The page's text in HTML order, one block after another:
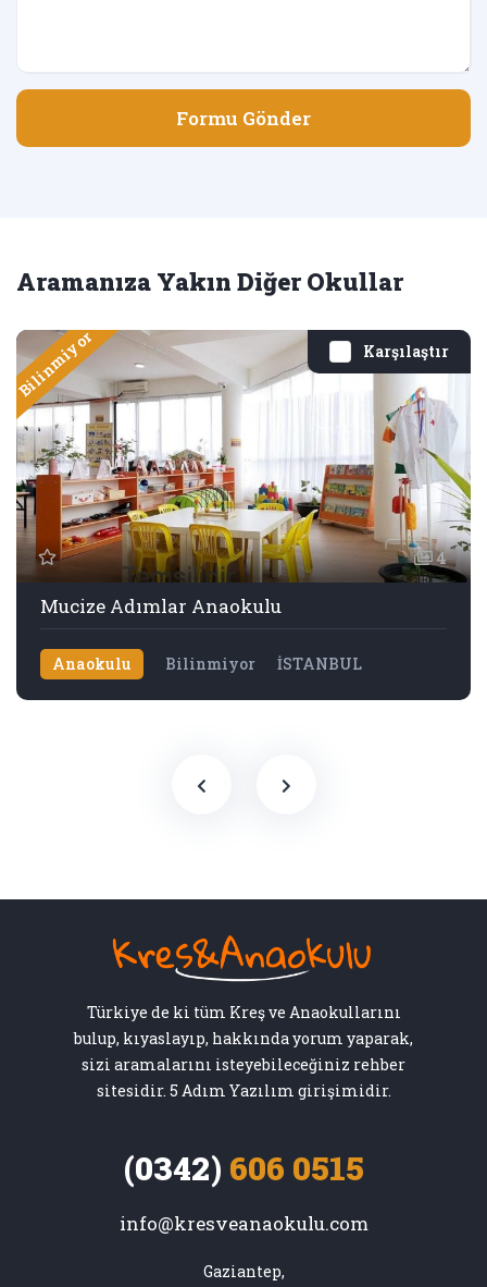
Formu Gönder
Aramanıza Yakın Diğer Okullar
Karşılaştır
Bilinmiyor
4
Mucize Adımlar Anaokulu
Anaokulu Bilinmiyor İSTANBUL
Türkiye de ki tüm Kreş ve Anaokullarını
bulup, kıyaslayıp, hakkında yorum yaparak,
sizi aramalarını isteyebileceğiniz rehber
sitesidir. 5 Adım Yazılım girişimidir.
(0342) 606 0515
info@kresveanaokulu.com
Gaziantep,